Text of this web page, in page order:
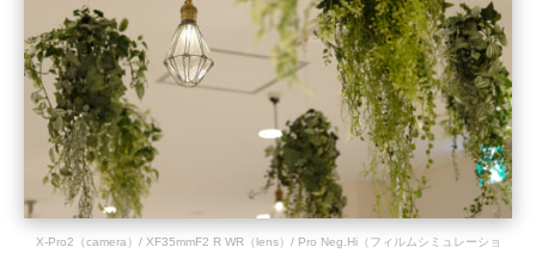
X-Pro2（camera）/ XF35mmF2 R WR（lens）/ Pro Neg.Hi（フィルムシミュレーショ